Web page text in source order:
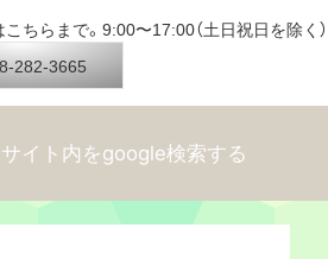
ちらまで。9:00〜17:00（土日祝日を除く）
282-3665